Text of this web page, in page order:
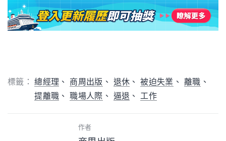
標籤： 總經理 商周出版 退休 被迫失業
離職
提離職
職場人際 逼退 工作
作者